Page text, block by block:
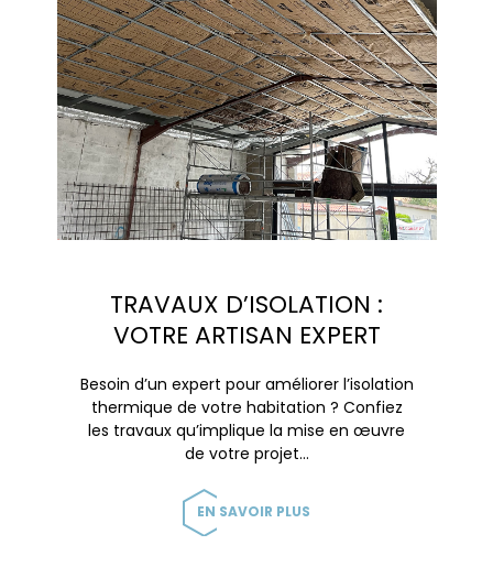
TRAVAUX D’ISOLATION :
VOTRE ARTISAN EXPERT
Besoin d’un expert pour améliorer l’isolation
thermique de votre habitation ? Confiez
les travaux qu’implique la mise en œuvre
de votre projet…
EN SAVOIR PLUS